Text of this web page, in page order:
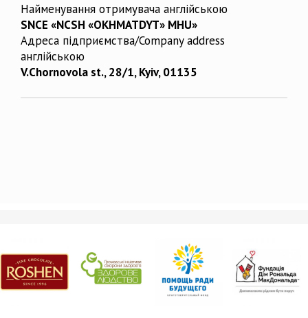
Найменування отримувача англійською
SNCE «NCSH «OKHMATDYT» MHU»
Адреса підприємства/Company address
англійською
V.Chornovola st., 28/1, Kyiv, 01135